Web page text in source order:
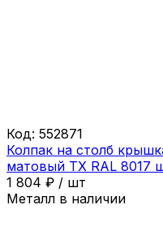
Код: 552871
Колпак на столб
матовый ТХ RAL 8017
1 804 ₽ / шт
Металл в наличии